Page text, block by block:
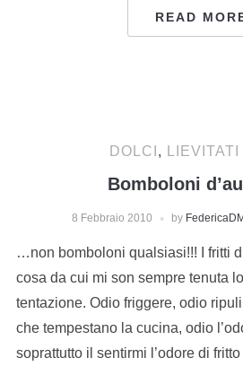
READ
DOLCI , LIEVITATI
Bomboloni
8 Febbraio 2010 by FedericaDM
…non bomboloni qualsiasi!!! I fritti
cosa da cui mi son sempre tenuta
tentazione. Odio friggere, odio
che tempestano la cucina, odio
soprattutto il sentirmi l’odore di